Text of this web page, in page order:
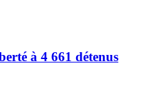
à 4 661 détenus